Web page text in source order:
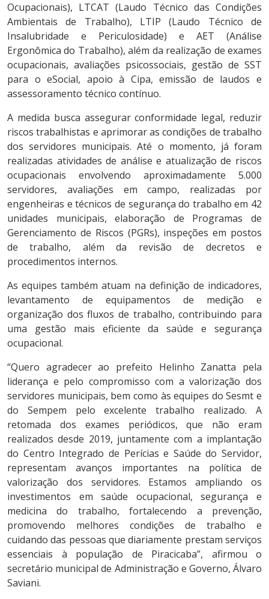
Ocupacionais), LTCAT (Laudo Técnico das Condições
Ambientais de Trabalho), LTIP (Laudo Técnico de
Insalubridade e Periculosidade) e AET (Análise
Ergonômica do Trabalho), além da realização de exames
ocupacionais, avaliações psicossociais, gestão de SST
para o eSocial, apoio à Cipa, emissão de laudos e
assessoramento técnico contínuo.
A medida busca assegurar conformidade legal, reduzir
riscos trabalhistas e aprimorar as condições de trabalho
dos servidores municipais. Até o momento, já foram
realizadas atividades de análise e atualização de riscos
ocupacionais envolvendo aproximadamente 5.000
servidores, avaliações em campo, realizadas por
engenheiras e técnicos de segurança do trabalho em 42
unidades municipais, elaboração de Programas de
Gerenciamento de Riscos (PGRs), inspeções em postos
de trabalho, além da revisão de decretos e
procedimentos internos.
As equipes também atuam na definição de indicadores,
levantamento de equipamentos de medição e
organização dos fluxos de trabalho, contribuindo para
uma gestão mais eficiente da saúde e segurança
ocupacional.
“Quero agradecer ao prefeito Helinho Zanatta pela
liderança e pelo compromisso com a valorização dos
servidores municipais, bem como às equipes do Sesmt e
do Sempem pelo excelente trabalho realizado. A
retomada dos exames periódicos, que não eram
realizados desde 2019, juntamente com a implantação
do Centro Integrado de Perícias e Saúde do Servidor,
representam avanços importantes na política de
valorização dos servidores. Estamos ampliando os
investimentos em saúde ocupacional, segurança e
medicina do trabalho, fortalecendo a prevenção,
promovendo melhores condições de trabalho e
cuidando das pessoas que diariamente prestam serviços
essenciais à população de Piracicaba”, afirmou o
secretário municipal de Administração e Governo, Álvaro
Saviani.